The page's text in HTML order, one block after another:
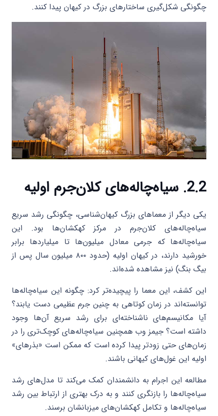
چگونگی شکل‌گیری ساختارهای بزرگ در کیهان پیدا کنند.
2.2. سیاه‌چاله‌های کلان‌جرم اولیه
یکی دیگر از معماهای بزرگ کیهان‌شناسی، چگونگی رشد سریع
سیاه‌چاله‌های کلان‌جرم در مرکز کهکشان‌ها بود. این
سیاه‌چاله‌ها که جرمی معادل میلیون‌ها تا میلیاردها برابر
خورشید دارند، در کیهان اولیه (حدود ۸۰۰ میلیون سال پس از
بیگ بنگ) نیز مشاهده شده‌اند.
این کشف، این معما را پیچیده‌تر کرد: چگونه این سیاه‌چاله‌ها
توانسته‌اند در زمان کوتاهی به چنین جرم عظیمی دست یابند؟
آیا مکانیسم‌های ناشناخته‌ای برای رشد سریع آن‌ها وجود
داشته است؟ جیمز وب همچنین سیاه‌چاله‌های کوچک‌تری را در
زمان‌های حتی زودتر پیدا کرده است که ممکن است «بذرهای»
اولیه این غول‌های کیهانی باشند.
مطالعه این اجرام به دانشمندان کمک می‌کند تا مدل‌های رشد
سیاه‌چاله‌ها را بازنگری کنند و به درک بهتری از ارتباط بین رشد
سیاه‌چاله‌ها و تکامل کهکشان‌های میزبانشان برسند.